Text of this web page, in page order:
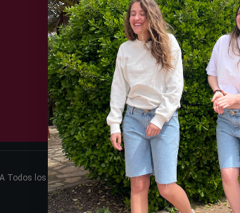
Todos los derechos reservados.